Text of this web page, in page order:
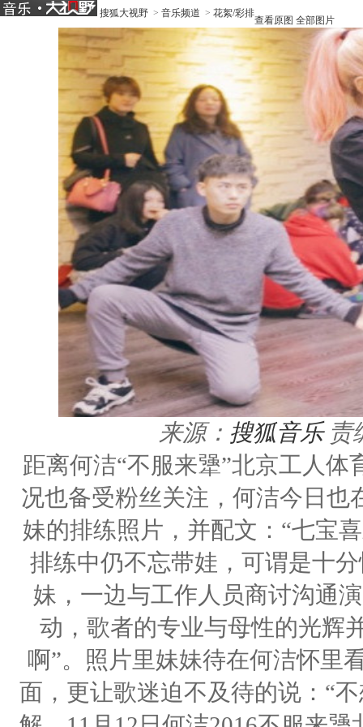
搜狐大视野 > 音乐频道 > 花絮/彩排
查看原图 全部图片
来源： 搜狐音乐 责
距离何洁“不服来犟”北京工人
况也备受粉丝关注，何洁今日
妹的排练照片，并配文：“七宝
排练中仍不忘带娃，可谓是十
妹，一边与工作人员商讨沟通
动，歌者的专业与母性的光辉
啊”。照片里妹妹待在何洁怀里
面，更让歌迷迫不及待的说：“